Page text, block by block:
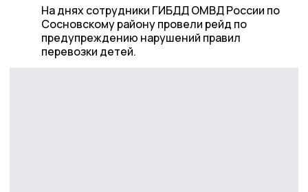
На днях сотрудники ГИБДД ОМВД России по
Сосновскому району провели рейд по
предупреждению нарушений правил
перевозки детей.